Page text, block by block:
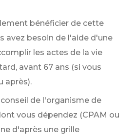
bénéficier de cette
avez besoin de l'aide d'une
les actes de la vie
avant 67 ans (si vous
après).
de l'organisme de
vous dépendez (CPAM ou
d'après une grille